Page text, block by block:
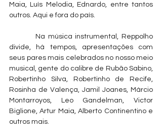
Maia, Luís Melodia, Ednardo, entre tantos
outros. Aqui e fora do país.
Na música instrumental, Reppolho
divide, há tempos, apresentações com
seus pares mais celebrados no nosso meio
musical, gente do calibre de Rubão Sabino,
Robertinho Silva, Robertinho de Recife,
Rosinha de Valença, Jamil Joanes, Márcio
Montarroyos, Leo Gandelman, Victor
Biglione, Artur Maia, Alberto Continentino e
outros mais.